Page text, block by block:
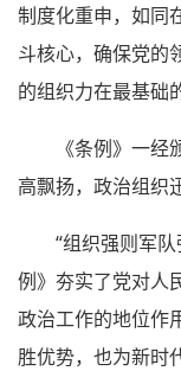
制度化重申，如同
斗核心，确保党的
的组织力在最基础
《条例》一
高飘扬，政治组织
“组织强则军
例》夯实了党对人
政治工作的地位作
胜优势，也为新时